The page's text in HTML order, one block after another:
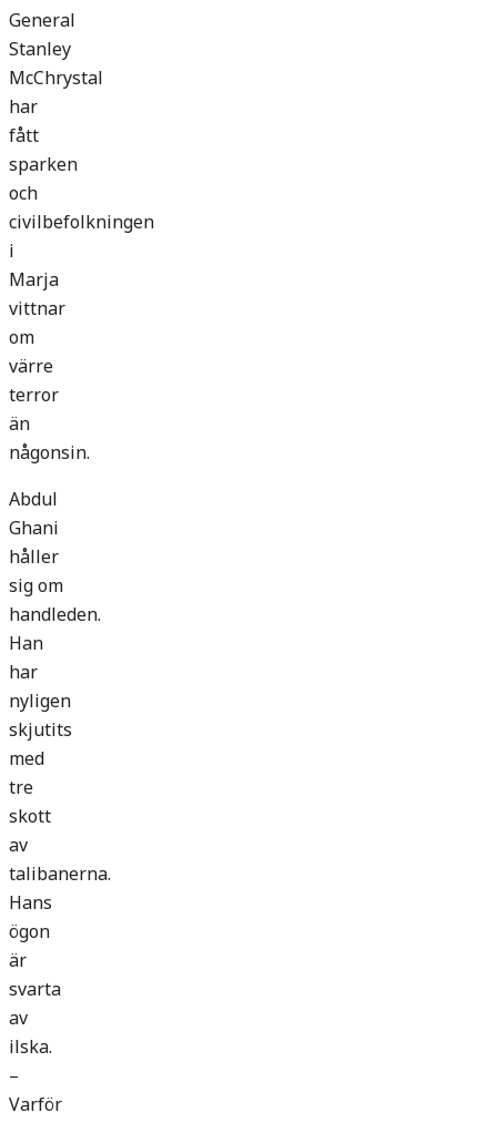
General
Stanley
McChrystal
har
fått
sparken
och
civilbefolkningen
i
Marja
vittnar
om
värre
terror
än
någonsin.
Abdul
Ghani
håller
sig om
handleden.
Han
har
nyligen
skjutits
med
tre
skott
av
talibanerna.
Hans
ögon
är
svarta
av
ilska.
–
Varför